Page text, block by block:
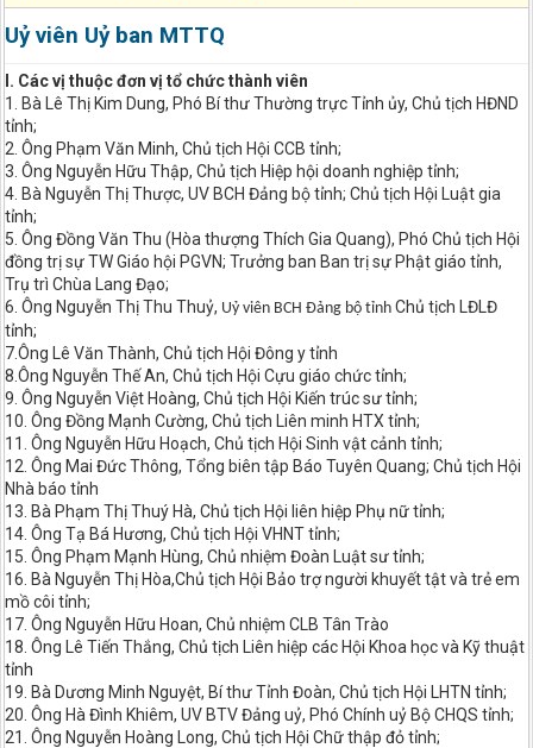
Uỷ viên Uỷ ban MTTQ
I. Các vị thuộc đơn vị tổ chức thành viên
1. Bà Lê Thị Kim Dung, Phó Bí thư Thường trực Tỉnh ủy, Chủ tịch HĐND
tỉnh;
2. Ông Phạm Văn Minh, Chủ tịch Hội CCB tỉnh;
3. Ông Nguyễn Hữu Thập, Chủ tịch Hiệp hội doanh nghiệp tỉnh;
4. Bà Nguyễn Thị Thược, UV BCH Đảng bộ tỉnh; Chủ tịch Hội Luật gia
tỉnh;
5. Ông Đồng Văn Thu (Hòa thượng Thích Gia Quang), Phó Chủ tịch Hội
đồng trị sự TW Giáo hội PGVN; Trưởng ban Ban trị sự Phật giáo tỉnh,
Trụ trì Chùa Lang Đạo;
6. Ông Nguyễn Thị Thu Thuỷ, Uỷ viên BCH Đảng bộ tỉnh Chủ tịch LĐLĐ
tỉnh;
7.Ông Lê Văn Thành, Chủ tịch Hội Đông y tỉnh
8.Ông Nguyễn Thế An, Chủ tịch Hội Cựu giáo chức tỉnh;
9. Ông Nguyễn Việt Hoàng, Chủ tịch Hội Kiến trúc sư tỉnh;
10. Ông Đồng Mạnh Cường, Chủ tịch Liên minh HTX tỉnh;
11. Ông Nguyễn Hữu Hoạch, Chủ tịch Hội Sinh vật cảnh tỉnh;
12. Ông Mai Đức Thông, Tổng biên tập Báo Tuyên Quang; Chủ tịch Hội
Nhà báo tỉnh
13. Bà Phạm Thị Thuý Hà, Chủ tịch Hội liên hiệp Phụ nữ tỉnh;
14. Ông Tạ Bá Hương, Chủ tịch Hội VHNT tỉnh;
15. Ông Phạm Mạnh Hùng, Chủ nhiệm Đoàn Luật sư tỉnh;
16. Bà Nguyễn Thị Hòa,Chủ tịch Hội Bảo trợ người khuyết tật và trẻ em
mồ côi tỉnh;
17. Ông Nguyễn Hữu Hoan, Chủ nhiệm CLB Tân Trào
18. Ông Lê Tiến Thắng, Chủ tịch Liên hiệp các Hội Khoa học và Kỹ thuật
tỉnh
19. Bà Dương Minh Nguyệt, Bí thư Tỉnh Đoàn, Chủ tịch Hội LHTN tỉnh;
20. Ông Hà Đình Khiêm, UV BTV Đảng uỷ, Phó Chính uỷ Bộ CHQS tỉnh;
21. Ông Nguyễn Hoàng Long, Chủ tịch Hội Chữ thập đỏ tỉnh;